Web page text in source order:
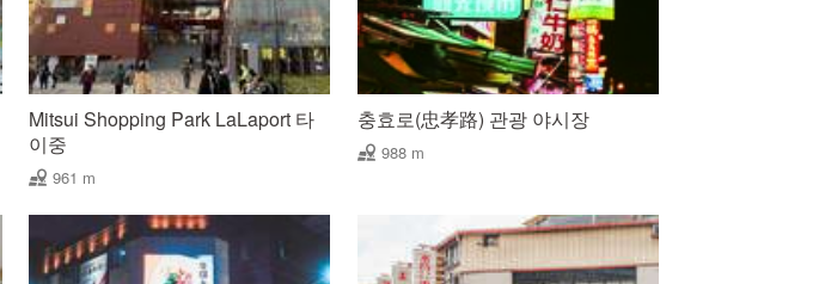
Mitsui Shopping Park LaLaport 타
이중
961 m
충효로(忠孝路) 관광 야시장
988 m